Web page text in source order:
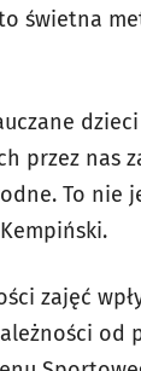
świetna
przez nas
To nie
zajęć
od